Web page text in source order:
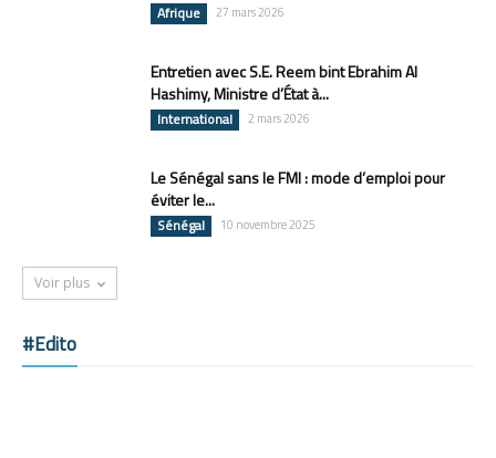
Afrique 27 mars 2026
Entretien avec S.E. Reem bint Ebrahim Al
Hashimy, Ministre d’État à...
International 2 mars 2026
Le Sénégal sans le FMI : mode d’emploi pour
éviter le...
Sénégal 10 novembre 2025
Voir plus
#Edito